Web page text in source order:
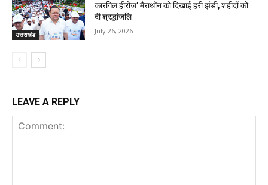
उत्तराखंड
कारगिल हीरोज’ मैराथॉन को दिखाई हरी झंडी, शहीदों को
दी श्रद्धांजलि
July 26, 2026
LEAVE A REPLY